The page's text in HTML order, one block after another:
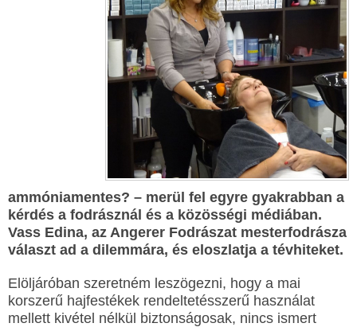
ammóniamentes? – merül fel egyre gyakrabban a
kérdés a fodrásznál és a közösségi médiában.
Vass Edina, az Angerer Fodrászat mesterfodrásza
választ ad a dilemmára, és eloszlatja a tévhiteket.
Elöljáróban szeretném leszögezni, hogy a mai
korszerű hajfestékek rendeltetésszerű használat
mellett kivétel nélkül biztonságosak, nincs ismert